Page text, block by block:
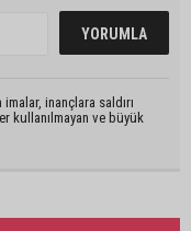
inançlara saldırı
kullanılmayan ve büyük